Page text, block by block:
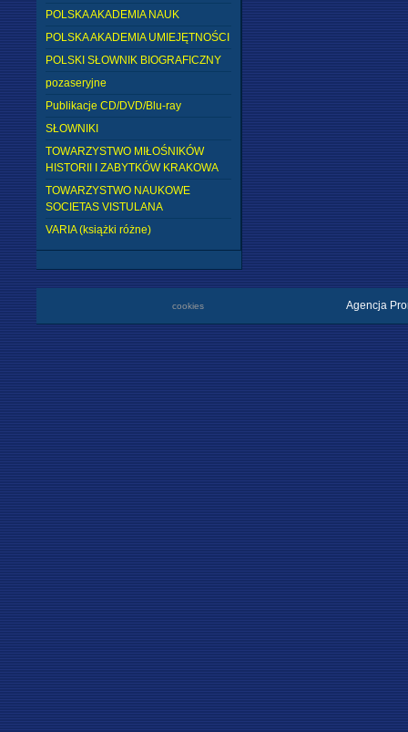
POLSKA AKADEMIA NAUK
POLSKA AKADEMIA UMIEJĘTNOŚCI
POLSKI SŁOWNIK BIOGRAFICZNY
pozaseryjne
Publikacje CD/DVD/Blu-ray
SŁOWNIKI
TOWARZYSTWO MIŁOŚNIKÓW
HISTORII I ZABYTKÓW KRAKOWA
TOWARZYSTWO NAUKOWE
SOCIETAS VISTULANA
VARIA (książki różne)
cookies Agencja